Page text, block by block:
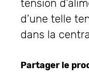
tension
d’une telle
dans la
Partager le